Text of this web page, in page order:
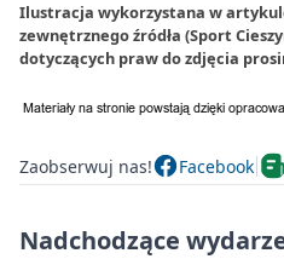
Ilustracja wykorzystana w
zewnętrznego źródła (Sport
dotyczących praw do zdjęcia
Zaobserwuj nas! Facebook
Nadchodzące